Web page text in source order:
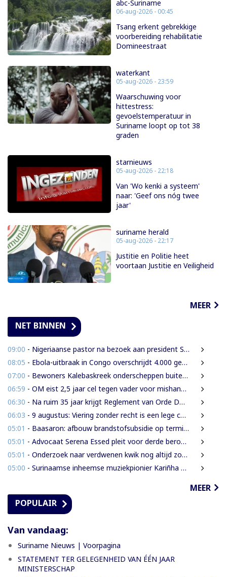
abc-Suriname
06-aug-2026 - 00:45
Tsang erkent gebrekkige
voorbereiding rehabilitatie
Domineestraat
waterkant
05-aug-2026 - 23:59
Waarschuwing voor
hittestress:
gevoelstemperatuur in
Suriname loopt op tot 38
graden
starnieuws
05-aug-2026 - 22:18
Van 'Wo kenki a systeem'
naar: 'Geef ons nóg twee
jaar'
suriname herald
05-aug-2026 - 22:17
Justitie en Politie heet
voortaan Justitie en Veiligheid
MEER
NET BINNEN
09:00 - Nigeriaanse pastor na bezoek aan president Simons: ‘Toename van rijkdom in Suriname’
08:05 - Ebola-uitbraak in Congo overschrijdt 4.000 gevallen
07:00 - Bewoners Kalebaskreek onderscheppen buitenlanders met illegaal geweer en communicatieapparatuur
06:59 - OM eist 2,5 jaar cel tegen vader voor mishandeling en verwaarlozing van gezin
06:30 - Na ruim 35 jaar krijgt Reglement van Orde DNA grondige herziening
06:03 - 9 augustus: Viering zonder recht is een lege ceremonie
05:01 - Baasaron: afbouw brandstofsubsidie op termijn onvermijdelijk
05:01 - Advocaat Serena Essed pleit voor derde beroepsinstantie onder gezag van CCJ
05:01 - Onderzoek naar verdwenen kwik nog altijd zonder resultaat
05:00 - Surinaamse inheemse muziekpionier Kariñha Basi krijgt oeuvreprijs in Rotterdam
MEER
POPULAIR
Van vandaag:
Suriname Nieuws | Voorpagina
STATEMENT TER GELEGENHEID VAN ÉÉN JAAR
MINISTERSCHAP